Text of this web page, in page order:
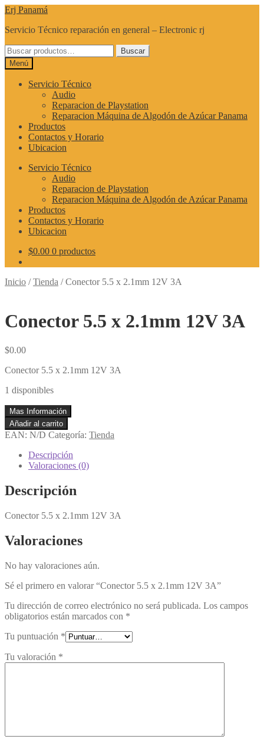
Ir
la
Ir
contenido
Erj Panamá
Servicio Técnico reparación en general – Electronic rj
Buscar
por:
Buscar
Menú
Servicio Técnico
Audio
Reparacion de Playstation
Reparacion Máquina de Algodón de Azúcar Panama
Productos
Contactos y Horario
Ubicacion
Servicio Técnico
Audio
Reparacion de Playstation
Reparacion Máquina de Algodón de Azúcar Panama
Productos
Contactos y Horario
Ubicacion
$0.00 0 productos
Inicio /Tienda /Conector 5.5 x 2.1mm 12V 3A
Conector 5.5 x 2.1mm 12V 3A
$0.00
Conector 5.5 x 2.1mm 12V 3A
1 disponibles
Mas Información
Conector
5.5
2.1mm
12V
cantidad
Añadir al carrito
EAN: N/D Categoría: Tienda
Descripción
Valoraciones (0)
Descripción
Conector 5.5 x 2.1mm 12V 3A
Valoraciones
No hay valoraciones aún.
Sé el primero en valorar “Conector 5.5 x 2.1mm 12V 3A”
Tu dirección de correo electrónico no será publicada. Los campos
obligatorios están marcados con *
Tu puntuación *
Tu valoración *